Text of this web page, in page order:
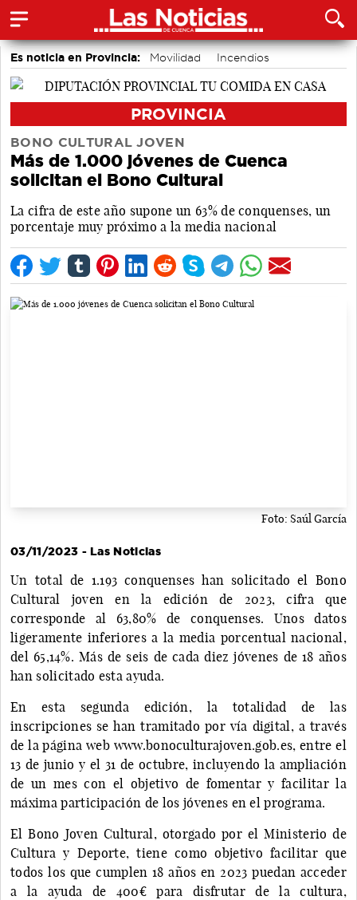
Es noticia en Provincia: Movilidad Incendios
PROVINCIA
BONO CULTURAL JOVEN
Más de 1.000 jóvenes de Cuenca
solicitan el Bono Cultural
La cifra de este año supone un 63% de conquenses, un
porcentaje muy próximo a la media nacional
Foto: Saúl García
03/11/2023 - Las Noticias
Un total de 1.193 conquenses han solicitado el Bono
Cultural joven en la edición de 2023, cifra que
corresponde al 63,80% de conquenses. Unos datos
ligeramente inferiores a la media porcentual nacional,
del 65,14%. Más de seis de cada diez jóvenes de 18 años
han solicitado esta ayuda.
En esta segunda edición, la totalidad de las
inscripciones se han tramitado por vía digital, a través
de la página web www.bonoculturajoven.gob.es, entre el
13 de junio y el 31 de octubre, incluyendo la ampliación
de un mes con el objetivo de fomentar y facilitar la
máxima participación de los jóvenes en el programa.
El Bono Joven Cultural, otorgado por el Ministerio de
Cultura y Deporte, tiene como objetivo facilitar que
todos los que cumplen 18 años en 2023 puedan acceder
a la ayuda de 400€ para disfrutar de la cultura,